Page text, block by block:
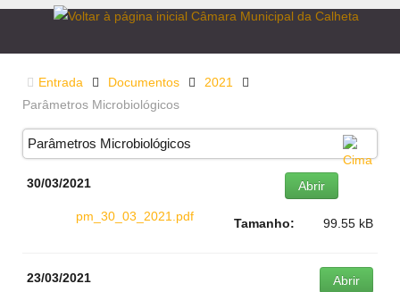
Entrada Documentos
2021
Parâmetros Microbiológicos
Parâmetros Microbiológicos
30/03/2021
pm_30_03_2021.pdf
Abrir
Tamanho: 99.55 kB
23/03/2021 Abrir